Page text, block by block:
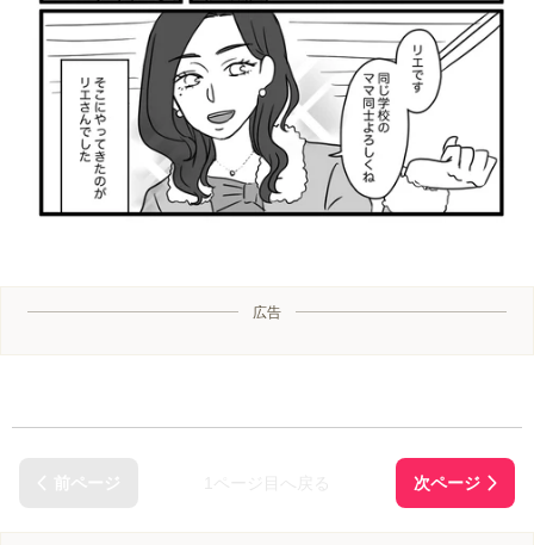
広告